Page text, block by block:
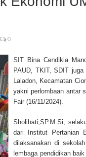
0
SIT Bina Cendikia
PAUD, TKIT, SDIT
Laladon, Kecamatan
yakni perlombaan antar
Fair (16/11/2024).
Sholihati,SP.M.Si,
dari Institut Pertanian
dilaksanakan di
lembaga pendidikan baik